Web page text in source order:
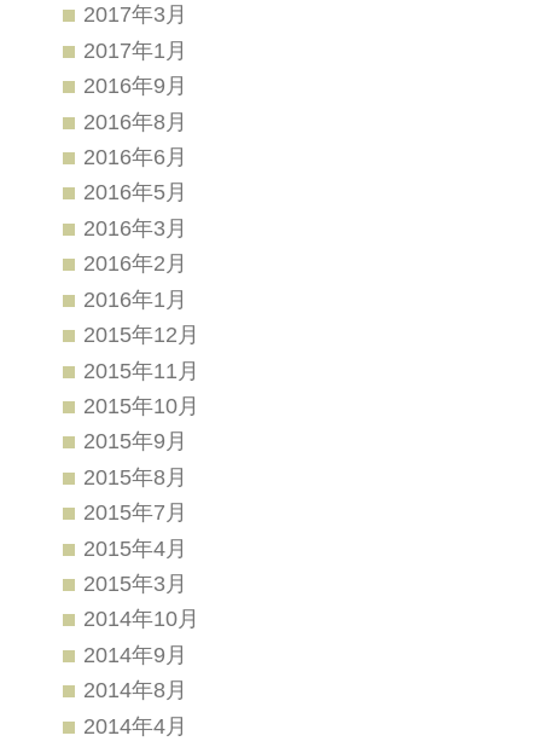
2017年3月
2017年1月
2016年9月
2016年8月
2016年6月
2016年5月
2016年3月
2016年2月
2016年1月
2015年12月
2015年11月
2015年10月
2015年9月
2015年8月
2015年7月
2015年4月
2015年3月
2014年10月
2014年9月
2014年8月
2014年4月